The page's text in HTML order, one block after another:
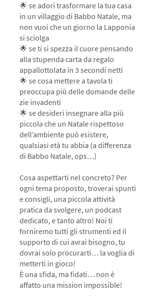
🌟 se adori trasformare la tua casa
in un villaggio di Babbo Natale, ma
non vuoi che un giorno la Lapponia
si sciolga
🌟 se ti si spezza il cuore pensando
alla stupenda carta da regalo
appallottolata in 3 secondi netti
🌟 se cosa mettere a tavola ti
preoccupa più delle domande delle
zie invadenti
🌟 se desideri insegnare allə più
piccolə che un Natale rispettoso
dell’ambiente può esistere,
qualsiasi età tu abbia (a differenza
di Babbo Natale, ops…)
Cosa aspettarti nel concreto? Per
ogni tema proposto, troverai spunti
e consigli, una piccola attività
pratica da svolgere, un podcast
dedicato, e tanto altro! Noi ti
forniremo tutti gli strumenti ed il
supporto di cui avrai bisogno, tu
dovrai solo procurarti… la voglia di
metterti in gioco!
È una sfida, ma fidati… non è
affatto una mission impossible!